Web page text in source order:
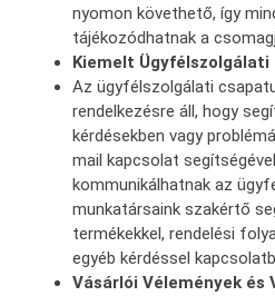
nyomon követhető, így
tájékozódhatnak a
Kiemelt Ügyfélszolgálati
Az ügyfélszolgálati
rendelkezésre áll, hogy
kérdésekben vagy
mail kapcsolat
kommunikálhatnak az
munkatársaink szakértő
termékekkel, rendelési
egyéb kérdéssel
Vásárlói Vélemények és